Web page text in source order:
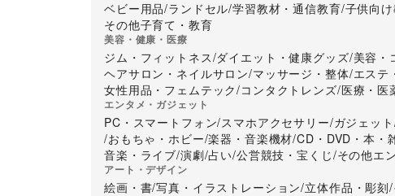
・天災（地震・火災など）が発生した際には、イベン
ください。また、その際の返金はできかねます。
・その他詳細につきましては、「一時使用契約書」を
【必要書類について】
〇新規の場合
会社概要
会社登記簿謄本（法人）または住民票（個人事業主）
PL保険証書（コピー）
印鑑証明
検便検査書（飲食イベントに限る）
ベビー用品/ランドセル/学習教材・通信教育/子供向
その他子育て・教育
美容・健康・医療
ジム・フィットネス/ダイエット・健康グッズ/美容・
ヘアサロン・ネイルサロン/マッサージ・整体/エステ
女性用品・フェムテック/コンタクトレンズ/医療・医
エンタメ・ガジェット
PC・スマートフォン/スマホアクセサリー/ガジェット
/おもちゃ・ホビー/楽器・音楽機材/CD・DVD・本・
音楽・ライブ/演劇/占い/公営競技・宝くじ/その他エ
アート・デザイン
絵画・書/写真・イラストレーション/立体作品・彫刻/